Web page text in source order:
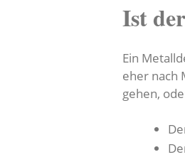
Ist
Ein
eher nach
gehen,